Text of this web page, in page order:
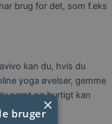
brug for det, som f.eks
kan du, hvis du
yoga øvelser, gemme
nemt og hurtigt kan
×
bruger